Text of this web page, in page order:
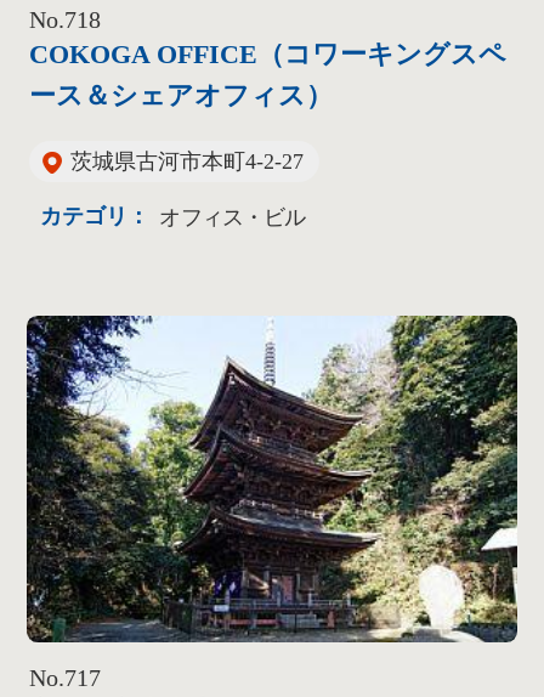
No.718
COKOGA OFFICE（コワーキングスペ
ース＆シェアオフィス）
茨城県古河市本町4-2-27
カテゴリ： オフィス・ビル
No.717